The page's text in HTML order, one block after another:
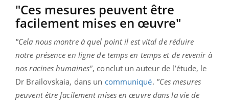
"Ces mesures peuvent être
facilement mises en œuvre"
"Cela nous montre à quel point il est vital de réduire
notre présence en ligne de temps en temps et de revenir à
nos racines humaines", conclut un auteur de l’étude, le
Dr Brailovskaia, dans un communiqué. "Ces mesures
peuvent être facilement mises en œuvre dans la vie de